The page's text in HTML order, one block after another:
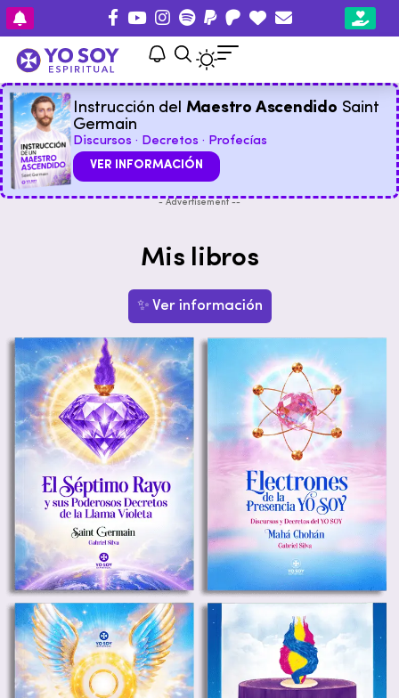
Instrucción del Maestro Ascendido Saint
Germain
Discursos · Decretos · Profecías
VER INFORMACIÓN
- Advertisement --
Mis libros
✨ Ver información